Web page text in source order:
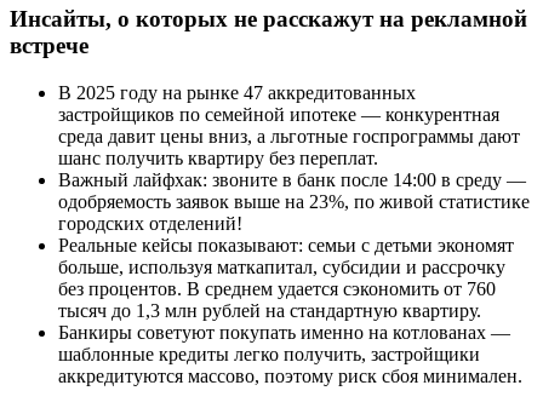
Инсайты, о которых не расскажут на рекламной
встрече
В 2025 году на рынке 47 аккредитованных
застройщиков по семейной ипотеке — конкурентная
среда давит цены вниз, а льготные госпрограммы дают
шанс получить квартиру без переплат.
Важный лайфхак: звоните в банк после 14:00 в среду —
одобряемость заявок выше на 23%, по живой статистике
городских отделений!
Реальные кейсы показывают: семьи с детьми экономят
больше, используя маткапитал, субсидии и рассрочку
без процентов. В среднем удается сэкономить от 760
тысяч до 1,3 млн рублей на стандартную квартиру.
Банкиры советуют покупать именно на котлованах —
шаблонные кредиты легко получить, застройщики
аккредитуются массово, поэтому риск сбоя минимален.